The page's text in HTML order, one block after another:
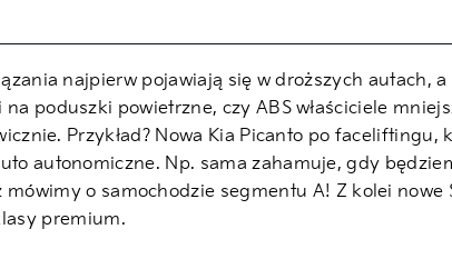
najpierw pojawiają się w droższych autach,
na poduszki powietrzne, czy ABS właściciele
Przykład? Nowa Kia Picanto po faceliftingu,
autonomiczne. Np. sama zahamuje, gdy
o samochodzie segmentu A! Z kolei
premium.